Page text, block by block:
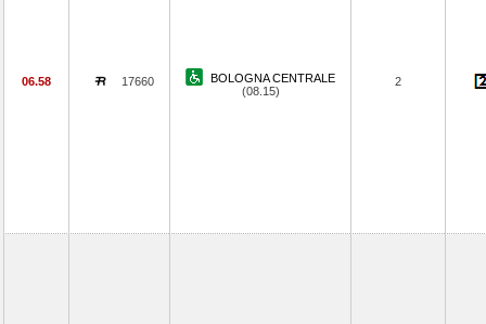
06.58 17660
BOLOGNA CENTRALE
(08.15)
2